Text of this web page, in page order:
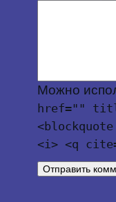
Можно
href=""
<i> <q